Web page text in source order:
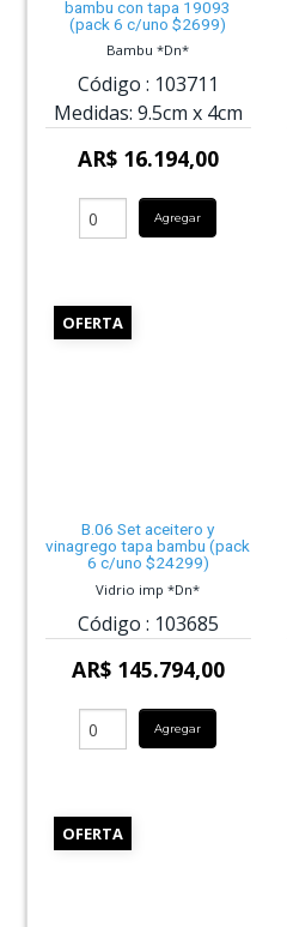
bambu con tapa 19093
(pack 6 c/uno $2699)
Bambu *Dn*
Código : 103711
Medidas: 9.5cm x 4cm
AR$ 16.194,00
Agregar
OFERTA
B.06 Set aceitero y
vinagrego tapa bambu (pack
6 c/uno $24299)
Vidrio imp *Dn*
Código : 103685
AR$ 145.794,00
Agregar
OFERTA